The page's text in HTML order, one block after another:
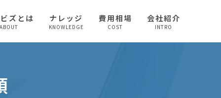
ズとは ナレッジ
KNOWLEDGE
費用相場
COST
会社紹介
INTRO